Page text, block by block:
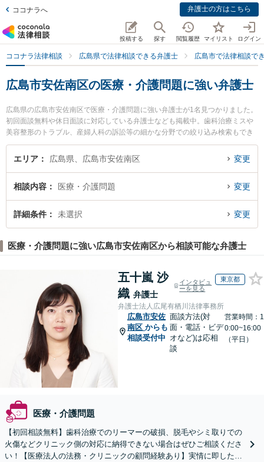
ココナラへ 弁護士の方はこちら
投稿する 探す 閲覧履歴 マイリスト ログイン
ココナラ法律相談 広島県で法律相談できる弁護士 広島市で法律相談で
広島市安佐南区の医療・介護問題に強い弁護士
広島県の広島市安佐南区で医療・介護問題に強い弁護士が1名見つかりました。
初回面談無料や休日面談に対応している弁護士なども掲載中。歯科治療ミスや
美容整形のトラブル、産婦人科の訴訟等の細かな分野での絞り込み検索もでき
便利です。特に弁護士法人山下江法律事務所 中筋オフィスの田中 伸弁護士のプ
ロフィール情報や弁護士費用、強みなどが注目されています。『広島市安佐南
たい』『初回相談無料で医療・介護問題を法律相談できる広島市安佐南区内の
弁護士に相談予約したい』などでお困りの相談者さんにおすすめです。
エリア 広島県、広島市安佐南区 変更
相談内容 医療・介護問題 変更
詳細条件 未選択 変更
医療・介護問題に強い広島市安佐南区から相談可能な弁護士
五十嵐 沙
織 弁護士
インタビュ
ーを見る
東京都
弁護士法人広尾有栖川法律事務所
広島市安佐
南区 からも
相談受付中
面談方法(対
面・電話・ビデ
オなど)は応相
談
営業時間：1
0:00~16:00
（平日）
医療・介護問題
【初回相談無料】歯科治療でのリーマーの破損、脱毛やシミ取りでの
火傷などクリニック側の対応に納得できない場合はぜひご相談くださ
い！【医療法人の法務・クリニックの顧問経験あり】実情に即したア